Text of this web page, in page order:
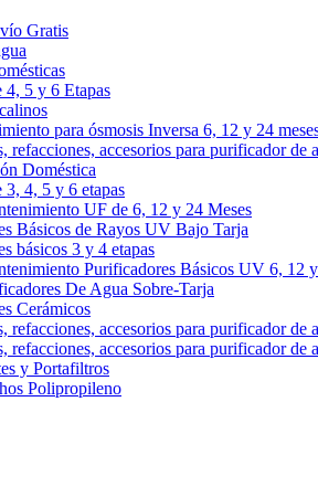
Gratis
4, 5 y 6 Etapas
para ósmosis Inversa 6, 12 y 24
refacciones, accesorios para purificador de
Doméstica
3, 4, 5 y 6 etapas
UF de 6, 12 y 24 Meses
Básicos de Rayos UV Bajo Tarja
básicos 3 y 4 etapas
Purificadores Básicos UV 6, 12
De Agua Sobre-Tarja
Cerámicos
refacciones, accesorios para purificador de
refacciones, accesorios para purificador de
y Portafiltros
Polipropileno